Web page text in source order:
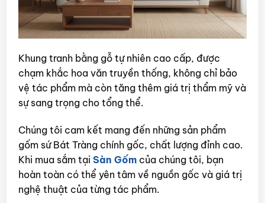
Khung tranh bằng gỗ tự nhiên cao cấp, được
chạm khắc hoa văn truyền thống, không chỉ bảo
vệ tác phẩm mà còn tăng thêm giá trị thẩm mỹ và
sự sang trọng cho tổng thể.
Chúng tôi cam kết mang đến những sản phẩm
gốm sứ Bát Tràng chính gốc, chất lượng đỉnh cao.
Khi mua sắm tại Sàn Gốmcủa chúng tôi, bạn
hoàn toàn có thể yên tâm về nguồn gốc và giá trị
nghệ thuật của từng tác phẩm.